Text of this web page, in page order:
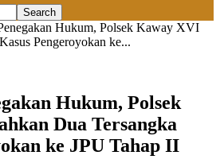
Hukum, Polsek Kaway XVI
Pengeroyokan ke...
Hukum, Polsek
Dua Tersangka
ke JPU Tahap II